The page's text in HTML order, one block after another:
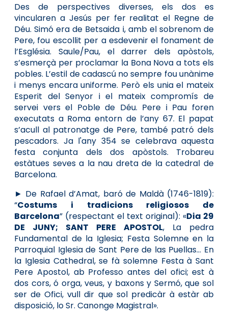
Des de perspectives diverses, els dos es
vincularen a Jesús per fer realitat el Regne de
Déu. Simó era de Betsaida i, amb el sobrenom de
Pere, fou escollit per a esdevenir el fonament de
l’Església. Saule/Pau, el darrer dels apòstols,
s’esmerçà per proclamar la Bona Nova a tots els
pobles. L’estil de cadascú no sempre fou unànime
i menys encara uniforme. Però els unia el mateix
Esperit del Senyor i el mateix compromís de
servei vers el Poble de Déu. Pere i Pau foren
executats a Roma entorn de l’any 67. El papat
s’acull al patronatge de Pere, també patró dels
pescadors. Ja l'any 354 se celebrava aquesta
festa conjunta dels dos apòstols. Trobareu
estàtues seves a la nau dreta de la catedral de
Barcelona.
► De Rafael d’Amat, baró de Maldà (1746-1819):
“Costums i tradicions religiosos de
Barcelona” (respectant el text original): «Dia 29
DE JUNY; SANT PERE APOSTOL, La pedra
Fundamental de la Iglesia; Festa Solemne en la
Parroquial Iglesia de Sant Pere de las Puellas... En
la Iglesia Cathedral, se fà solemne Festa à Sant
Pere Apostol, ab Pro­fesso antes del ofici; est à
dos cors, ó orga, veus, y baxons y Sermó, que sol
ser de Ofici, vull dir que sol predicàr à estàr ab
disposició, lo Sr. Canonge Magistral».